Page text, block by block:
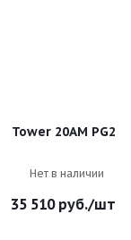
Tower 20AM PG2
Нет в наличии
35 510руб./шт